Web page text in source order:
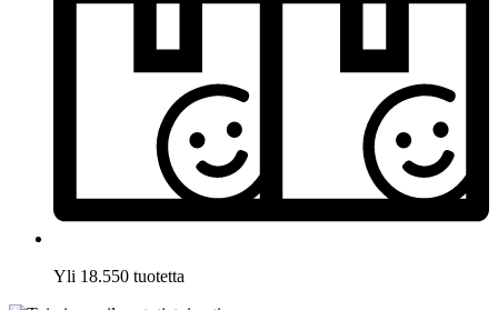
Yli 18.550 tuotetta